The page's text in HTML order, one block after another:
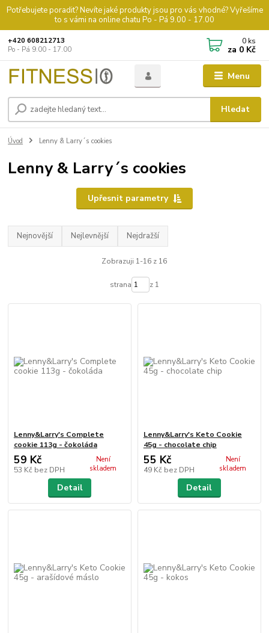
Potřebujete poradit? Nevíte jaké produkty jsou pro vás vhodné? Vyřešíme
to s vámi na online chatu Po - Pá 9.00 - 17.00
Menu
Hledat
+420 608212713
Po - Pá 9.00 - 17.00
0 ks
za 0 Kč
Úvod Lenny & Larry´s cookies
Lenny & Larry´s cookies
Upřesnit parametry
Nejnovější Nejlevnější Nejdražší
Zobrazuji 1-16 z 16
strana z 1
Lenny&Larry's Complete
cookie 113g - čokoláda
59 Kč
53 Kč bez DPH
Není
skladem
Detail
Lenny&Larry's Keto Cookie
45g - chocolate chip
55 Kč
49 Kč bez DPH
Není
skladem
Detail